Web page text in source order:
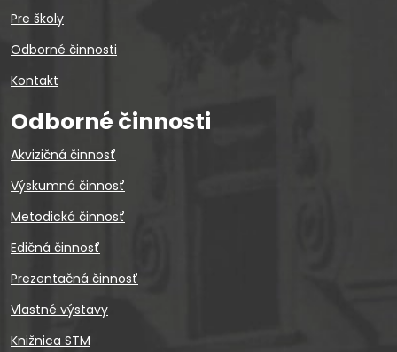
Pre školy
Odborné činnosti
Kontakt
Odborné činnosti
Akvizičná činnosť
Výskumná činnosť
Metodická činnosť
Edičná činnosť
Prezentačná činnosť
Vlastné výstavy
Knižnica STM